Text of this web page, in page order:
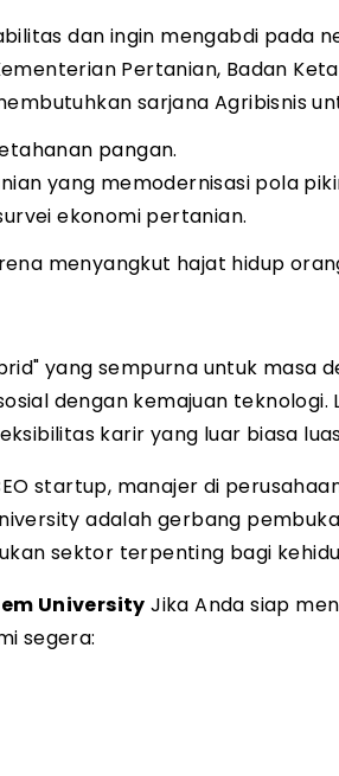
dan ingin mengabdi pada
Pertanian, Badan
sarjana Agribisnis
pangan.
yang memodernisasi pola
ekonomi pertanian.
menyangkut hajat hidup
yang sempurna untuk masa
dengan kemajuan
karir yang luar biasa
startup, manajer di
adalah gerbang
sektor terpenting bagi
University Jika Anda siap
segera: